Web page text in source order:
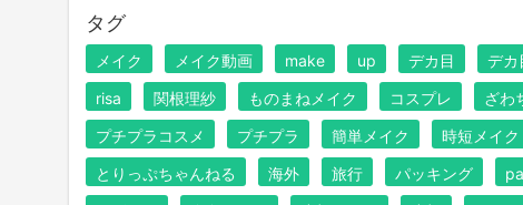
タグ
メイク メイク動画 make up デカ目 デカ
risa
関根理紗 ものまねメイク コスプレ ざわ
プチプラコスメ
プチプラ 簡単メイク 時短メイク
とりっぷちゃんねる
海外 旅行 パッキング